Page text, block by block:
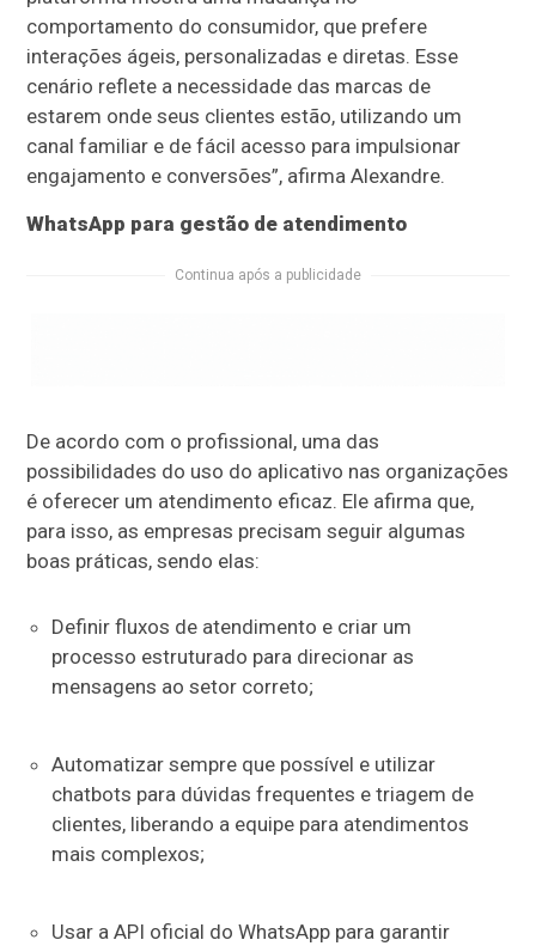
comportamento do consumidor, que prefere
interações ágeis, personalizadas e diretas. Esse
cenário reflete a necessidade das marcas de
estarem onde seus clientes estão, utilizando um
canal familiar e de fácil acesso para impulsionar
engajamento e conversões”, afirma Alexandre.
WhatsApp para gestão de atendimento
Continua após a publicidade
De acordo com o profissional, uma das
possibilidades do uso do aplicativo nas organizações
é oferecer um atendimento eficaz. Ele afirma que,
para isso, as empresas precisam seguir algumas
boas práticas, sendo elas:
Definir fluxos de atendimento e criar um
processo estruturado para direcionar as
mensagens ao setor correto;
Automatizar sempre que possível e utilizar
chatbots para dúvidas frequentes e triagem de
clientes, liberando a equipe para atendimentos
mais complexos;
Usar a API oficial do WhatsApp para garantir